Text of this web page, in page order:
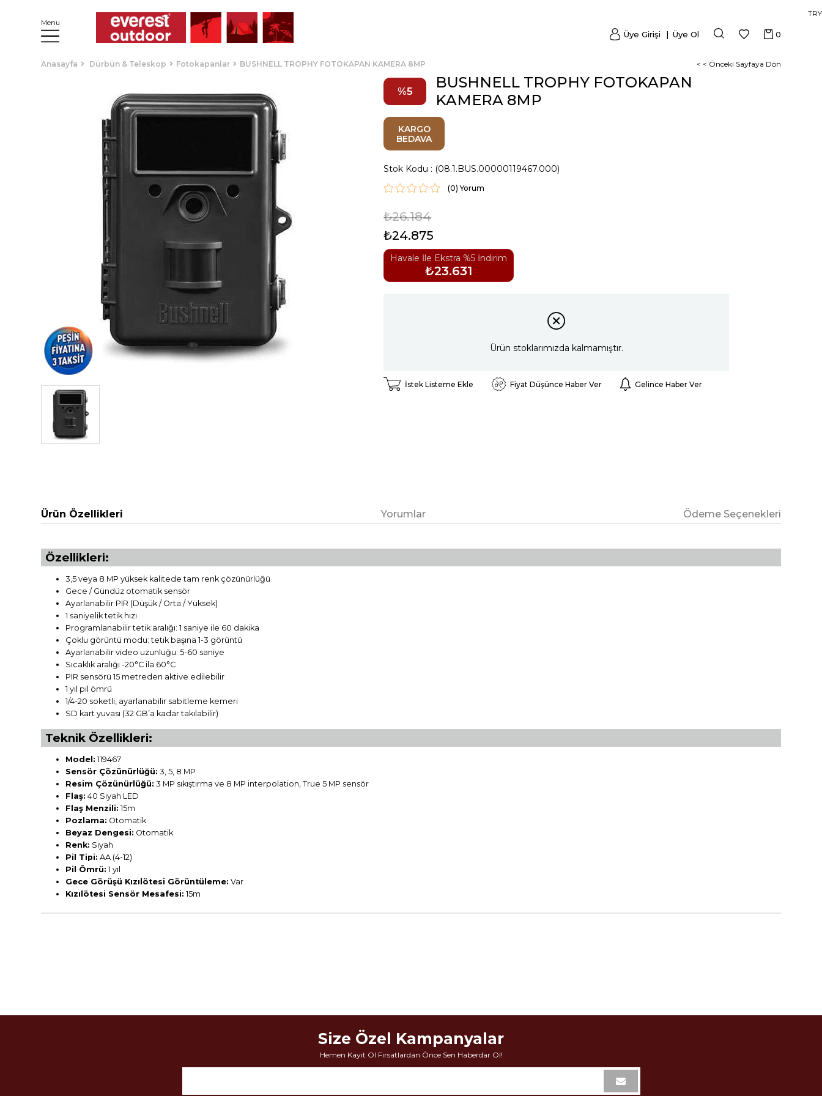
Menu
TRY
0
Üye Girişi Üye Ol
Anasayfa Dürbün & Teleskop Fotokapanlar BUSHNELL TROPHY FOTOKAPAN KAMERA 8MP < < Önceki Sayfaya Dön
5
BUSHNELL TROPHY FOTOKAPAN
KAMERA 8MP
KARGO
BEDAVA
Stok Kodu (08.1.BUS.00000119467.000)
(0)
₺26.184
₺24.875
Havale İle Ekstra %5 İndirim
₺23.631
Ürün stoklarımızda kalmamıştır.
İstek Listeme Ekle Fiyat Düşünce Haber Ver Gelince Haber Ver
Ürün Özellikleri Yorumlar Ödeme Seçenekleri
Özellikleri:
3,5 veya 8 MP yüksek kalitede tam renk çözünürlüğü
Gece / Gündüz otomatik sensör
Ayarlanabilir PIR (Düşük / Orta / Yüksek)
1 saniyelik tetik hızı
Programlanabilir tetik aralığı: 1 saniye ile 60 dakika
Çoklu görüntü modu: tetik başına 1-3 görüntü
Ayarlanabilir video uzunluğu: 5-60 saniye
Sıcaklık aralığı -20°C ila 60°C
PIR sensörü 15 metreden aktive edilebilir
1 yıl pil ömrü
1/4-20 soketli, ayarlanabilir sabitleme kemeri
SD kart yuvası (32 GB’a kadar takılabilir)
Teknik Özellikleri:
Model: 119467
Sensör Çözünürlüğü: 3, 5, 8 MP
Resim Çözünürlüğü: 3 MP sıkıştırma ve 8 MP interpolation, True 5 MP sensör
Flaş: 40 Siyah LED
Flaş Menzili: 15m
Pozlama: Otomatik
Beyaz Dengesi: Otomatik
Renk: Siyah
Pil Tipi: AA (4-12)
Pil Ömrü: 1 yıl
Gece Görüşü Kızılötesi Görüntüleme: Var
Kızılötesi Sensör Mesafesi: 15m
Size Özel Kampanyalar
Hemen Kayıt Ol Fırsatlardan Önce Sen Haberdar Ol!